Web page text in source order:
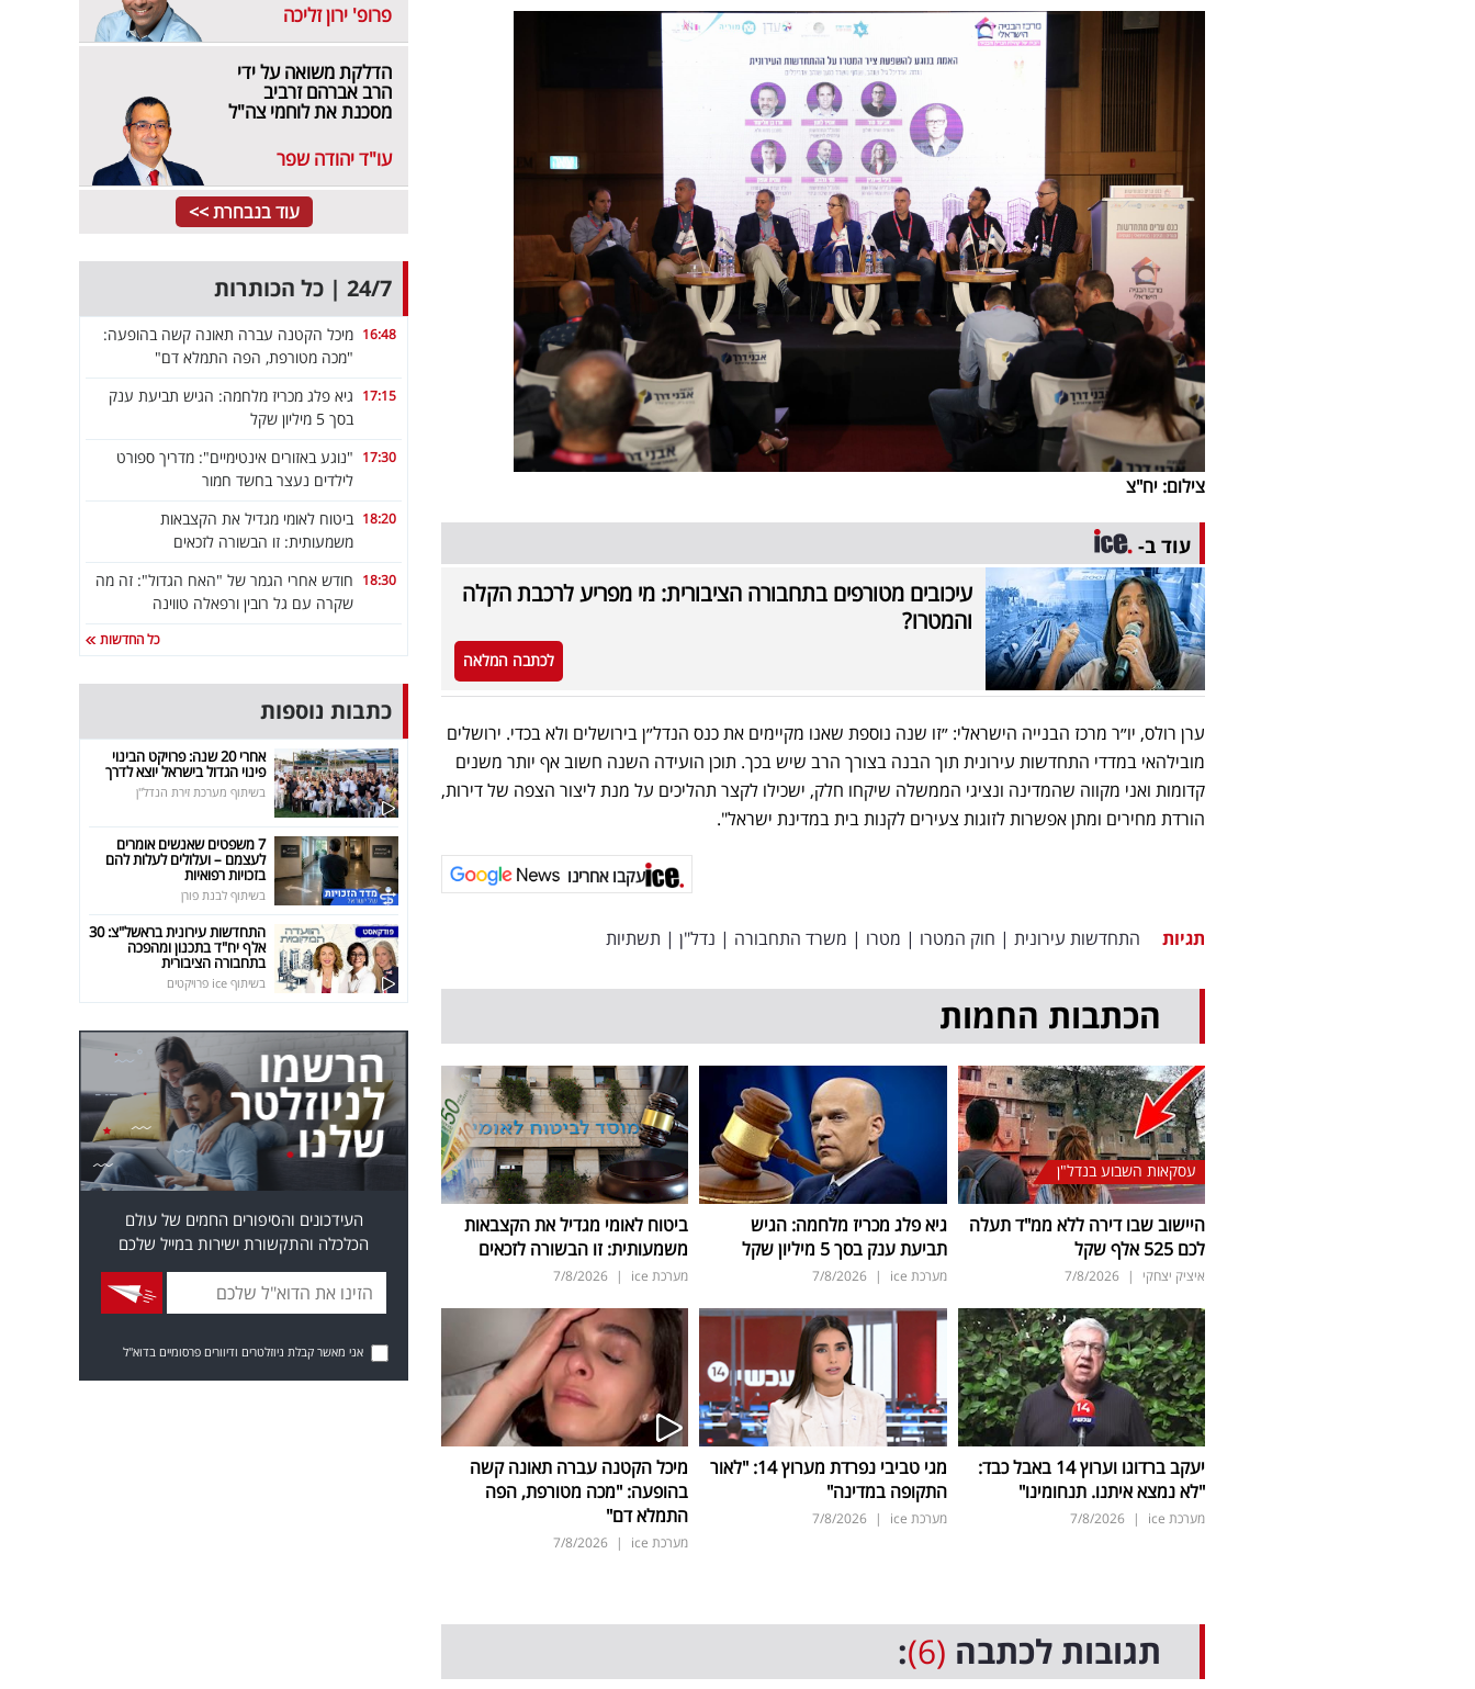
צילום: יח"צ
עוד ב-
עיכובים מטורפים בתחבורה הציבורית: מי מפריע לרכבת הקלה
והמטרו?
לכתבה המלאה
ערן רולס, יו״ר מרכז הבנייה הישראלי: ״זו שנה נוספת שאנו מקיימים את כנס הנדל״ן בירושלים ולא בכדי. ירושלים
מובילהאי במדדי התחדשות עירונית תוך הבנה בצורך הרב שיש בכך. תוכן הועידה השנה חשוב אף יותר משנים
קדומות ואני מקווה שהמדינה ונציגי הממשלה שיקחו חלק, ישכילו לקצר תהליכים על מנת ליצור הצפה של דירות,
הורדת מחירים ומתן אפשרות לזוגות צעירים לקנות בית במדינת ישראל".
עקבו אחרינו
תגיות התחדשות עירונית | חוק המטרו | מטרו | משרד התחבורה | נדל"ן | תשתיות
הכתבות החמות
עסקאות השבוע בנדל"ן
היישוב שבו דירה ללא ממ"ד תעלה
לכם 525 אלף שקל
איציק יצחקי |
7/8/2026
גיא פלג מכריז מלחמה: הגיש
תביעת ענק בסך 5 מיליון שקל
מערכת ice |
7/8/2026
ביטוח לאומי מגדיל את הקצבאות
משמעותית: זו הבשורה לזכאים
מערכת ice |
7/8/2026
יעקב ברדוגו וערוץ 14 באבל כבד:
"לא נמצא איתנו. תנחומינו"
מערכת ice |
7/8/2026
מגי טביבי נפרדת מערוץ 14: "לאור
התקופה במדינה"
מערכת ice |
7/8/2026
מיכל הקטנה עברה תאונה קשה
בהופעה: "מכה מטורפת, הפה
התמלא דם"
מערכת ice |
7/8/2026
תגובות לכתבה (6)
:
פרופ' ירון זליכה
הדלקת משואה על ידי
הרב אברהם זרביב
מסכנת את לוחמי צה"ל
עו"ד יהודה שפר
עוד בנבחרת >>
24/7 | כל הכותרות
16:48 מיכל הקטנה עברה תאונה קשה בהופעה:
"מכה מטורפת, הפה התמלא דם"
17:15 גיא פלג מכריז מלחמה: הגיש תביעת ענק
בסך 5 מיליון שקל
17:30 "נוגע באזורים אינטימיים": מדריך ספורט
לילדים נעצר בחשד חמור
18:20 ביטוח לאומי מגדיל את הקצבאות
משמעותית: זו הבשורה לזכאים
18:30 חודש אחרי הגמר של "האח הגדול": זה מה
שקרה עם גל רובין ורפאלה טווינה
כל החדשות
כתבות נוספות
אחרי 20 שנה: פרויקט הבינוי
פינוי הגדול בישראל יוצא לדרך
בשיתוף מערכת זירת הנדל"ן
7 משפטים שאנשים אומרים
לעצמם – ועלולים לעלות להם
בזכויות רפואיות
בשיתוף לבנת פורן
התחדשות עירונית בראשל"צ: 30
אלף יח"ד בתכנון ומהפכה
בתחבורה הציבורית
בשיתוף ice פרויקטים
העידכונים והסיפורים החמים של עולם
הכלכלה והתקשורת ישירות במייל שלכם
אני מאשר קבלת ניוזלטרים ודיוורים פרסומיים בדוא"ל